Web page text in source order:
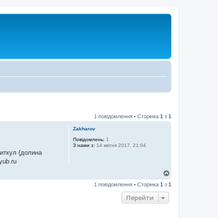
1 повідомлення • Сторінка 1 з 1
Zakharov
Повідомлень: 1
З нами з: 14 квітня 2017, 21:04
(долина
г
1 повідомлення • Сторінка 1 з 1
Перейти